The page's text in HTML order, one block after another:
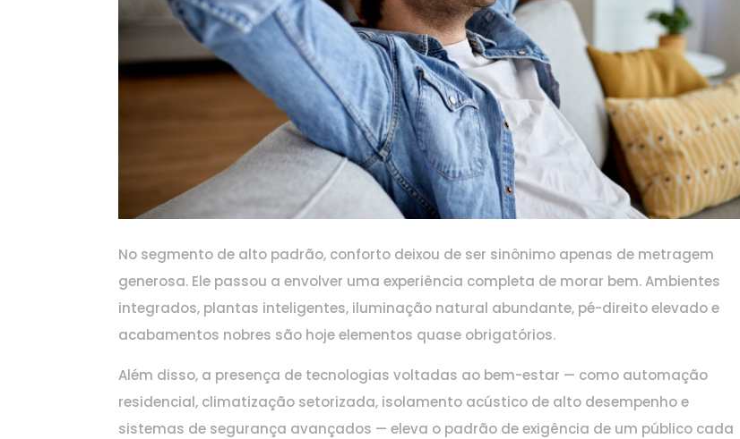
No segmento de alto padrão, conforto deixou de ser sinônimo apenas de metragem
generosa. Ele passou a envolver uma experiência completa de morar bem. Ambientes
integrados, plantas inteligentes, iluminação natural abundante, pé-direito elevado e
acabamentos nobres são hoje elementos quase obrigatórios.
Além disso, a presença de tecnologias voltadas ao bem-estar — como automação
residencial, climatização setorizada, isolamento acústico de alto desempenho e
sistemas de segurança avançados — eleva o padrão de exigência de um público cada